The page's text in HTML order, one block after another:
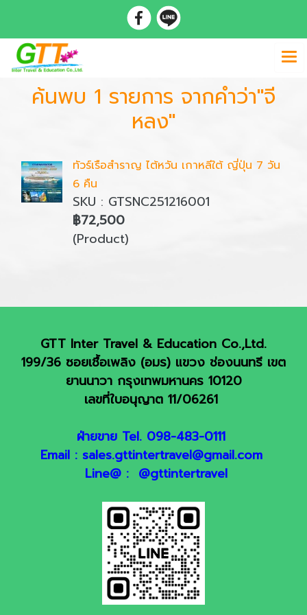
ค้นพบ 1 รายการ จากคำว่า"จี
หลง"
ทัวร์เรือสำราญ ไต้หวัน เกาหลีใต้ ญี่ปุ่น 7 วัน
6 คืน
SKU : GTSNC251216001
฿72,500
(Product)
GTT Inter Travel & Education Co.,Ltd.
199/36 ซอยเชื้อเพลิง (อมร) แขวง ช่องนนทรี เขต
ยานนาวา กรุงเทพมหานคร 10120
เลขที่ใบอนุญาต 11/06261
ฝ่ายขาย Tel. 098-483-0111
Email : sales.gttintertravel@gmail.com
Line@ : @gttintertravel